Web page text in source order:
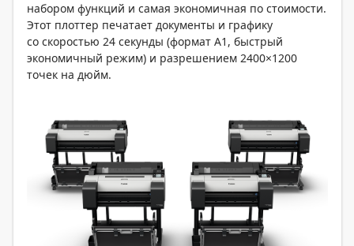
набором функций и самая экономичная по стоимости.
Этот плоттер печатает документы и графику
со скоростью 24 секунды (формат А1, быстрый
экономичный режим) и разрешением 2400×1200
точек на дюйм.